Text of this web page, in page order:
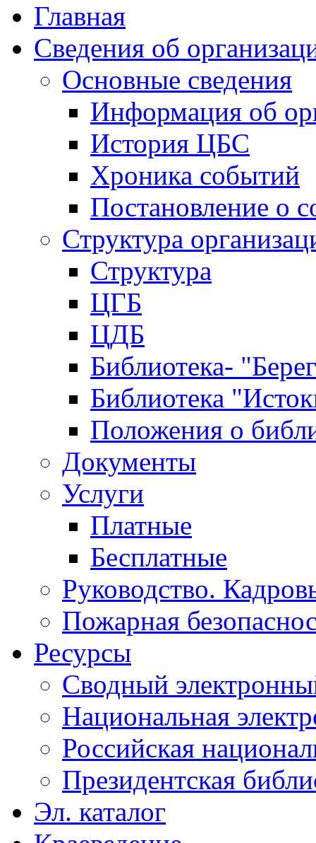
Главная
Сведения об
Основные сведения
Информация об
История ЦБС
Хроника событий
Постановление о
Структура
Структура
ЦГБ
ЦДБ
Библиотека-
Библиотека
Положения о
Документы
Услуги
Платные
Бесплатные
Руководство.
Пожарная
Ресурсы
Сводный
Национальная
Российская
Президентская
Эл. каталог